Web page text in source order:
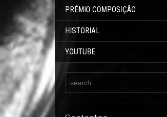
PRÉMIO COMPOSIÇÃO
HISTORIAL
YOUTUBE